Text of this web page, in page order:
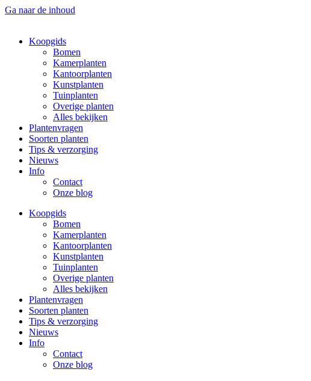
Ga naar de inhoud
Koopgids
Bomen
Kamerplanten
Kantoorplanten
Kunstplanten
Tuinplanten
Overige planten
Alles bekijken
Plantenvragen
Soorten planten
Tips & verzorging
Nieuws
Info
Contact
Onze blog
Koopgids
Bomen
Kamerplanten
Kantoorplanten
Kunstplanten
Tuinplanten
Overige planten
Alles bekijken
Plantenvragen
Soorten planten
Tips & verzorging
Nieuws
Info
Contact
Onze blog